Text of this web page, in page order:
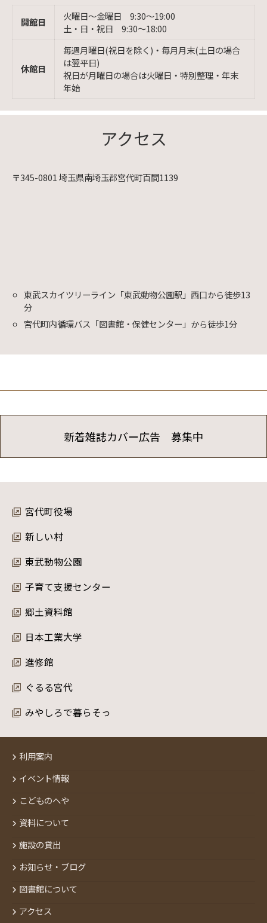
開館日
火曜日〜金曜日 9:30〜19:00
土・日・祝日 9:30〜18:00
休館日
毎週月曜日(祝日を除く)・毎月月末(土日の場合
は翌平日)
祝日が月曜日の場合は火曜日・特別整理・年末
年始
アクセス
〒345-0801 埼玉県南埼玉郡宮代町百間1139
東武スカイツリーライン「東武動物公園駅」西口から徒歩13
分
宮代町内循環バス「図書館・保健センター」から徒歩1分
新着雑誌カバー広告 募集中
宮代町役場
新しい村
東武動物公園
子育て支援センター
郷土資料館
日本工業大学
進修館
ぐるる宮代
みやしろで暮らそっ
利用案内
イベント情報
こどものへや
資料について
施設の貸出
お知らせ・ブログ
図書館について
アクセス